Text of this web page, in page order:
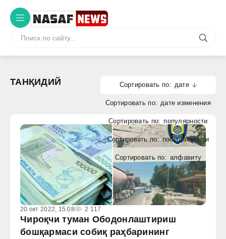
ТАНҚИДИЙ дате
дате изменения
популярности
посещаемости
алфавиту
20 окт 2022, 15:08 2 117
Чироқчи туман Ободонлаштириш
бошқармаси собиқ раҳбарининг